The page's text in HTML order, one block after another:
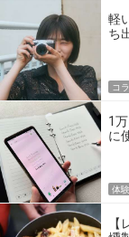
軽
ち
コ
1
に
体